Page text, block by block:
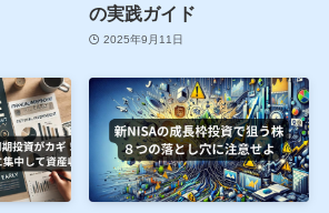
の実践ガイド
2025年9月11日